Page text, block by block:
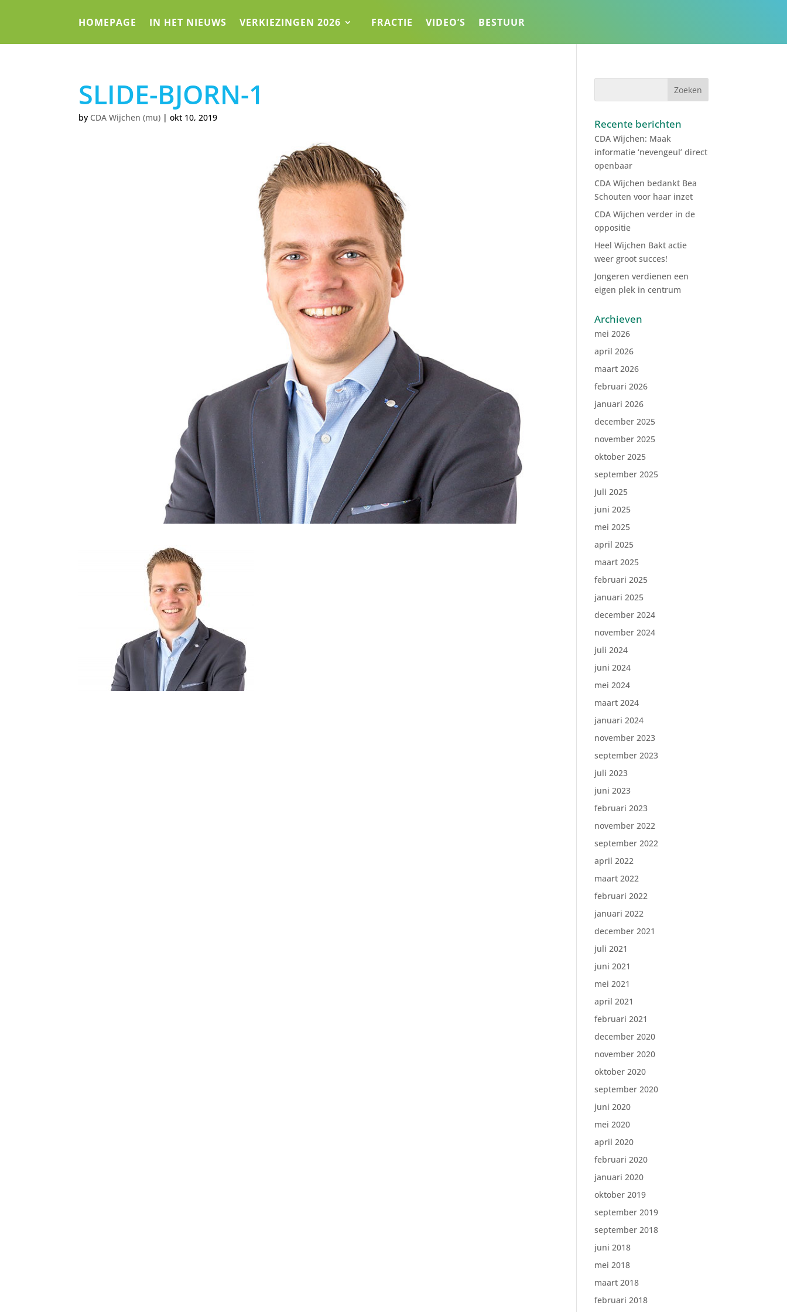
HOMEPAGE IN HET NIEUWS VERKIEZINGEN 2026 FRACTIE VIDEO’S BESTUUR
SLIDE-BJORN-1
by CDA Wijchen (mu) |okt 10, 2019 Recente berichten
CDA Wijchen: Maak
informatie ‘nevengeul’ direct
openbaar
CDA Wijchen bedankt Bea
Schouten voor haar inzet
CDA Wijchen verder in de
oppositie
Heel Wijchen Bakt actie
weer groot succes!
Jongeren verdienen een
eigen plek in centrum
Archieven
mei 2026
april 2026
maart 2026
februari 2026
januari 2026
december 2025
november 2025
oktober 2025
september 2025
juli 2025
juni 2025
mei 2025
april 2025
maart 2025
februari 2025
januari 2025
december 2024
november 2024
juli 2024
juni 2024
mei 2024
maart 2024
januari 2024
november 2023
september 2023
juli 2023
juni 2023
februari 2023
november 2022
september 2022
april 2022
maart 2022
februari 2022
januari 2022
december 2021
juli 2021
juni 2021
mei 2021
april 2021
februari 2021
december 2020
november 2020
oktober 2020
september 2020
juni 2020
mei 2020
april 2020
februari 2020
januari 2020
oktober 2019
september 2019
september 2018
juni 2018
mei 2018
maart 2018
februari 2018